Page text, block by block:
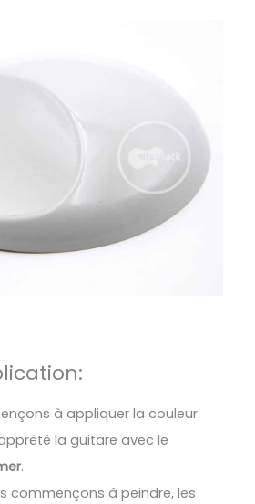
à appliquer la couleur
la guitare avec le
.
commençons à peindre, les